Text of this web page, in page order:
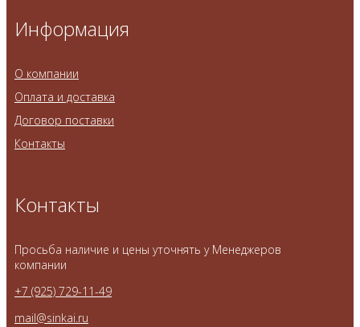
Информация
О компании
Оплата и доставка
Договор поставки
Контакты
Контакты
Просьба наличие и цены уточнять у Менеджеров
компании
+7 (925) 729-11-49
mail@sinkai.ru